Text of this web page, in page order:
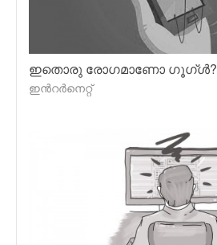
ഇതൊരു രോഗമാണോ ഗൂഗ്ള്‍?
ഇന്‍റര്‍നെറ്റ്